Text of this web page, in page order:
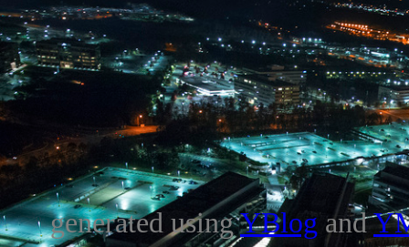
generated usingYBlog and